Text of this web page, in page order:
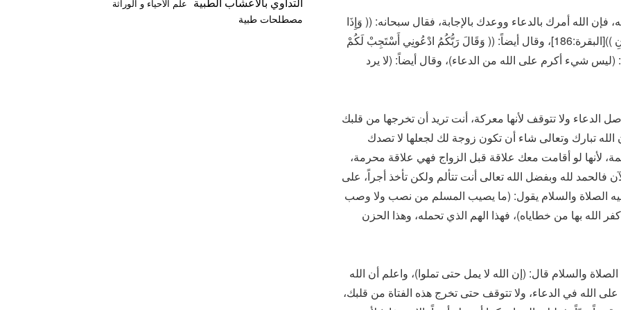
الله أمرك بالدعاء ووعدك بالإجابة، فقال سبحانه: (( وَإِذَا
سَأَلَكَ عِبَادِي عَنِّي فَإِنِّي قَرِيبٌ أُجِيبُ دَعْوَةَ الدَّاعِ إِذَا دَعَانِ ))[البقرة:186]، وقال أيضاً: (( وَقَالَ رَبُّكُمُ ادْعُونِي أَسْتَجِبْ لَكُمْ
(ليس شيء أكرم على الله من الدعاء)، وقال أيضاً: (لا يرد
الدعاء ولا تتوقف لأنها معركة، أنت تريد أن تخرجها من قلبك
تبارك وتعالى شاء أن تكون زوجة لك لجعلها لا تصدك
لأنها لو أقامت معك علاقة قبل الزواج فهي علاقة محرمة،
فالحمد لله وبفضل الله تعالى أنت تتألم ولكن تأخذ أجراً، على
الصلاة والسلام يقول: (ما يصيب المسلم من نصب ولا وصب
الله بها من خطاياه)، فهذا الهم الذي تحمله، وهذا الحزن
والسلام قال: (إن الله لا يمل حتى تملوا)، واعلم أن الله
الله في الدعاء، ولا تتوقف حتى تخرج هذه الفتاة من قلبك،
علم الأحياء و الوراثة
مصطلحات طبية